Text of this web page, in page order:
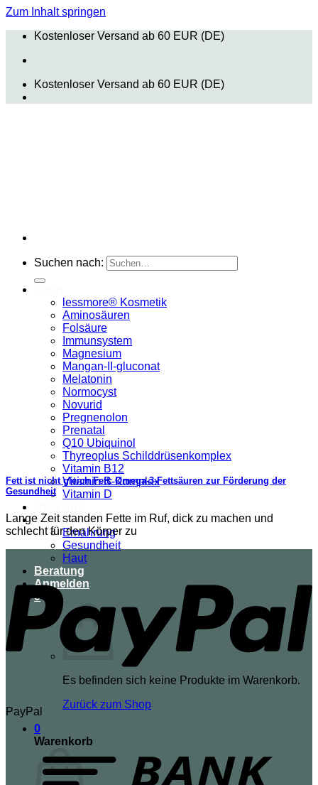
Zum Inhalt springen
Kostenloser Versand ab 60 EUR (DE)
Kostenloser Versand ab 60 EUR (DE)
Suchen nach:
lessmore® Kosmetik
Aminosäuren
Folsäure
Immunsystem
Magnesium
Mangan-II-gluconat
Melatonin
Normocyst
Novurid
Pregnenolon
Prenatal
Q10 Ubiquinol
Thyreoplus Schilddrüsenkomplex
Vitamin B12
Vitamin B-Komplex
Vitamin D
Ratgeber
Ernährung
Gesundheit
Haut
Beratung
Anmelden
0
Es befinden sich keine Produkte im Warenkorb.
Zurück zum Shop
0
Warenkorb
Fett ist nicht gleich Fett: Omega-3-Fettsäuren zur Förderung der
Gesundheit
Lange Zeit standen Fette im Ruf, dick zu machen und
schlecht für den Körper zu
PayPal